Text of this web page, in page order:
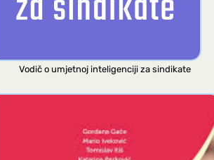
Vodič o umjetnoj inteligenciji za sindikate